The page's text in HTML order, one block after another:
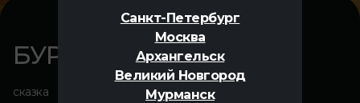
Санкт-Петербург
Москва
Архангельск
Великий Новгород
Мурманск
БУРАТИНО
сказка